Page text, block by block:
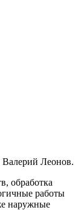
Валерий Леонов.
обработка
работы
наружные